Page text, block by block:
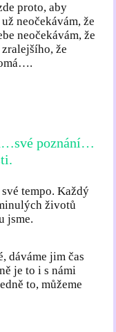
proto, aby
neočekávám, že
neočekávám, že
že
poznání…
tempo. Každý
životů
jsme.
dáváme jim čas
je to i s námi
to, můžeme